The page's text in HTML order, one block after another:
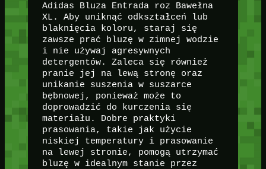
Adidas Bluza Entrada roz Bawełna
XL. Aby uniknąć odkształceń lub
blaknięcia koloru, staraj się
zawsze prać bluzę w zimnej wodzie
i nie używaj agresywnych
detergentów. Zaleca się również
pranie jej na lewą stronę oraz
unikanie suszenia w suszarce
bębnowej, ponieważ może to
doprowadzić do kurczenia się
materiału. Dobre praktyki
prasowania, takie jak użycie
niskiej temperatury i prasowanie
na lewej stronie, pomogą utrzymać
bluzę w idealnym stanie przez